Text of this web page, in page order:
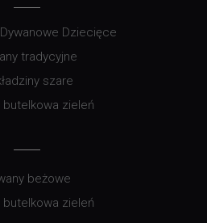
Dywanowe Dziecięce
tradycyjne
szare
butelkowa zieleń
beżowe
butelkowa zieleń